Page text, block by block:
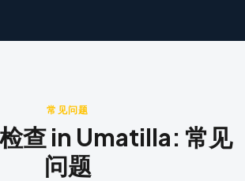
常见问题
查in Umatilla: 常见
问题